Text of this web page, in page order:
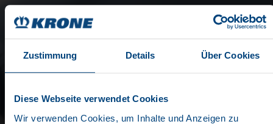
Zustimmung Details Über Cookies
Diese Webseite verwendet Cookies
Wir verwenden Cookies, um Inhalte und Anzeigen zu